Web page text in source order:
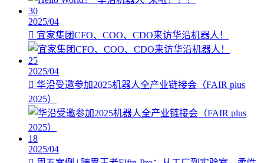
30
2025/04
宜家集团CFO、COO、CDO来访华沿机器人！
25
2025/04
华沿受邀参加2025机器人全产业链接会（FAIR plus
2025）
18
2025/04